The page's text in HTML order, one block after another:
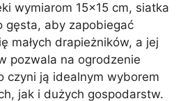
wymiarom 15×15 cm, siatka
gęsta, aby zapobiegać
małych drapieżników, a jej
pozwala na ogrodzenie
czyni ją idealnym wyborem
jak i dużych gospodarstw.